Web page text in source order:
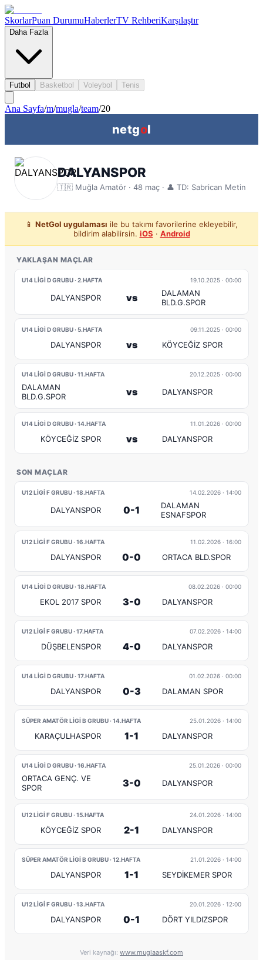
SkorlarPuan DurumuHaberlerTV RehberiKarşılaştır
Daha Fazla
Futbol Basketbol Voleybol Tenis
Ana Sayfa/m/mugla/team/20
netgol
DALYANSPOR
🇹🇷 Muğla Amatör · 48 maç · 👤 TD: Sabrican Metin
📱 NetGol uygulaması ile bu takımı favorilerine ekleyebilir,
bildirim alabilirsin. iOS · Android
YAKLAŞAN MAÇLAR
U14 LİGİ D GRUBU · 2.HAFTA 19.10.2025 · 00:00
DALYANSPOR vs
DALAMAN
BLD.G.SPOR
U14 LİGİ D GRUBU · 5.HAFTA 09.11.2025 · 00:00
DALYANSPOR vs KÖYCEĞİZ SPOR
U14 LİGİ D GRUBU · 11.HAFTA 20.12.2025 · 00:00
DALAMAN
BLD.G.SPOR
vs DALYANSPOR
U14 LİGİ D GRUBU · 14.HAFTA 11.01.2026 · 00:00
KÖYCEĞİZ SPOR vs DALYANSPOR
SON MAÇLAR
U12 LİGİ F GRUBU · 18.HAFTA 14.02.2026 · 14:00
DALYANSPOR 0-1
DALAMAN
ESNAFSPOR
U12 LİGİ F GRUBU · 16.HAFTA 11.02.2026 · 16:00
DALYANSPOR 0-0 ORTACA BLD.SPOR
U14 LİGİ D GRUBU · 18.HAFTA 08.02.2026 · 00:00
EKOL 2017 SPOR 3-0 DALYANSPOR
U12 LİGİ F GRUBU · 17.HAFTA 07.02.2026 · 14:00
DÜŞBELENSPOR 4-0 DALYANSPOR
U14 LİGİ D GRUBU · 17.HAFTA 01.02.2026 · 00:00
DALYANSPOR 0-3 DALAMAN SPOR
SÜPER AMATÖR LİGİ B GRUBU · 14.HAFTA 25.01.2026 · 14:00
KARAÇULHASPOR 1-1 DALYANSPOR
U14 LİGİ D GRUBU · 16.HAFTA 25.01.2026 · 00:00
ORTACA GENÇ. VE
SPOR
3-0 DALYANSPOR
U12 LİGİ F GRUBU · 15.HAFTA 24.01.2026 · 14:00
KÖYCEĞİZ SPOR 2-1 DALYANSPOR
SÜPER AMATÖR LİGİ B GRUBU · 12.HAFTA 21.01.2026 · 14:00
DALYANSPOR 1-1 SEYDİKEMER SPOR
U12 LİGİ F GRUBU · 13.HAFTA 20.01.2026 · 12:00
DALYANSPOR 0-1 DÖRT YILDIZSPOR
Veri kaynağı: www.muglaaskf.com